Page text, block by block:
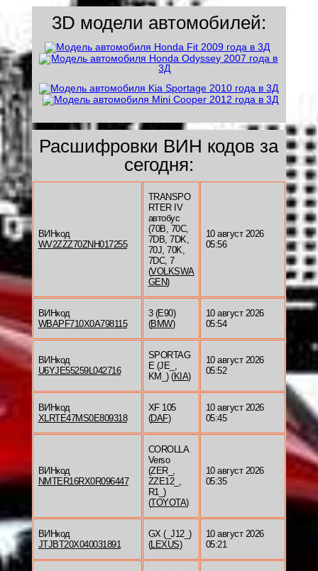
3D модели автомобилей:
Расшифровки ВИН кодов за
сегодня:
ВИНкод
WV2ZZZ70ZNH017255
TRANSPO
RTER IV
автобус
(70B, 70C,
7DB, 7DK,
70J, 70K,
7DC, 7
(VOLKSWA
GEN)
10 август 2026
05:56
ВИНкод
WBAPF710X0A798115
3 (E90)
(BMW)
10 август 2026
05:54
ВИНкод
U6YJE55259L042716
SPORTAG
E (JE_,
KM_) (KIA)
10 август 2026
05:52
ВИНкод
XLRTE47MS0E809318
XF 105
(DAF)
10 август 2026
05:45
ВИНкод
NMTER16RX0R096447
COROLLA
Verso
(ZER_,
ZZE12_,
R1_)
(TOYOTA)
10 август 2026
05:35
ВИНкод
JTJBT20X040031891
GX (_J12_)
(LEXUS)
10 август 2026
05:21